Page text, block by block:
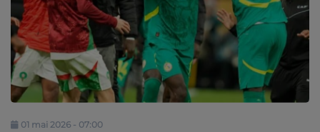
Archives
Contact
Se connecter
01 mai 2026 - 07:00